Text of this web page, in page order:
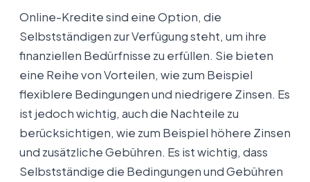
Online-Kredite sind eine Option, die
Selbstständigen zur Verfügung steht, um ihre
finanziellen Bedürfnisse zu erfüllen. Sie bieten
eine Reihe von Vorteilen, wie zum Beispiel
flexiblere Bedingungen und niedrigere Zinsen. Es
ist jedoch wichtig, auch die Nachteile zu
berücksichtigen, wie zum Beispiel höhere Zinsen
und zusätzliche Gebühren. Es ist wichtig, dass
Selbstständige die Bedingungen und Gebühren